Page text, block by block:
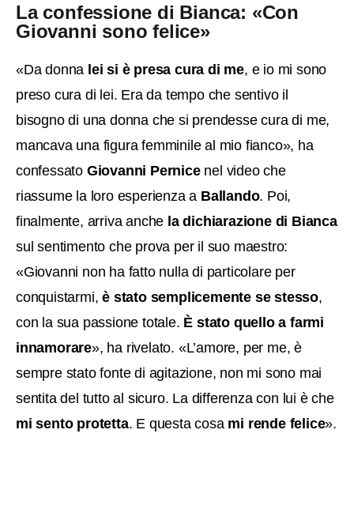
La confessione di Bianca: «Con
Giovanni sono felice»
«Da donna lei si è presa cura di me, e io mi sono
preso cura di lei. Era da tempo che sentivo il
bisogno di una donna che si prendesse cura di me,
mancava una figura femminile al mio fianco», ha
confessato Giovanni Pernicenel video che
riassume la loro esperienza a Ballando. Poi,
finalmente, arriva anche la dichiarazione di Bianca
sul sentimento che prova per il suo maestro:
«Giovanni non ha fatto nulla di particolare per
conquistarmi,è stato semplicemente se stesso,
con la sua passione totale. È stato quello a farmi
innamorare», ha rivelato. «L’amore, per me, è
sempre stato fonte di agitazione, non mi sono mai
sentita del tutto al sicuro. La differenza con lui è che
mi sento protetta. E questa cosa mi rende felice».